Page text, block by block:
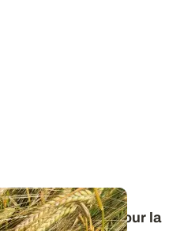
préconisations pour la